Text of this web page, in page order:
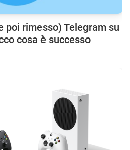
poi rimesso) Telegram su
cosa è successo